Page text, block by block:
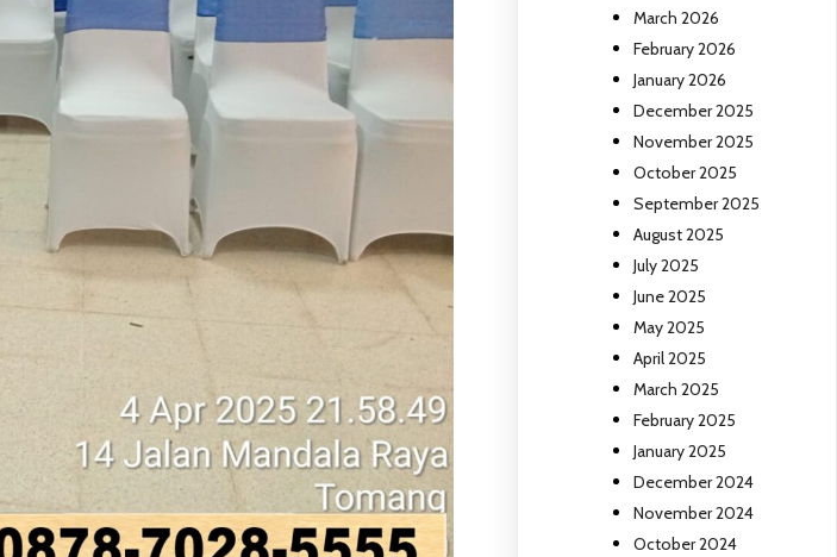
March 2026
February 2026
January 2026
December 2025
November 2025
October 2025
September 2025
August 2025
July 2025
June 2025
May 2025
April 2025
March 2025
February 2025
January 2025
December 2024
November 2024
October 2024